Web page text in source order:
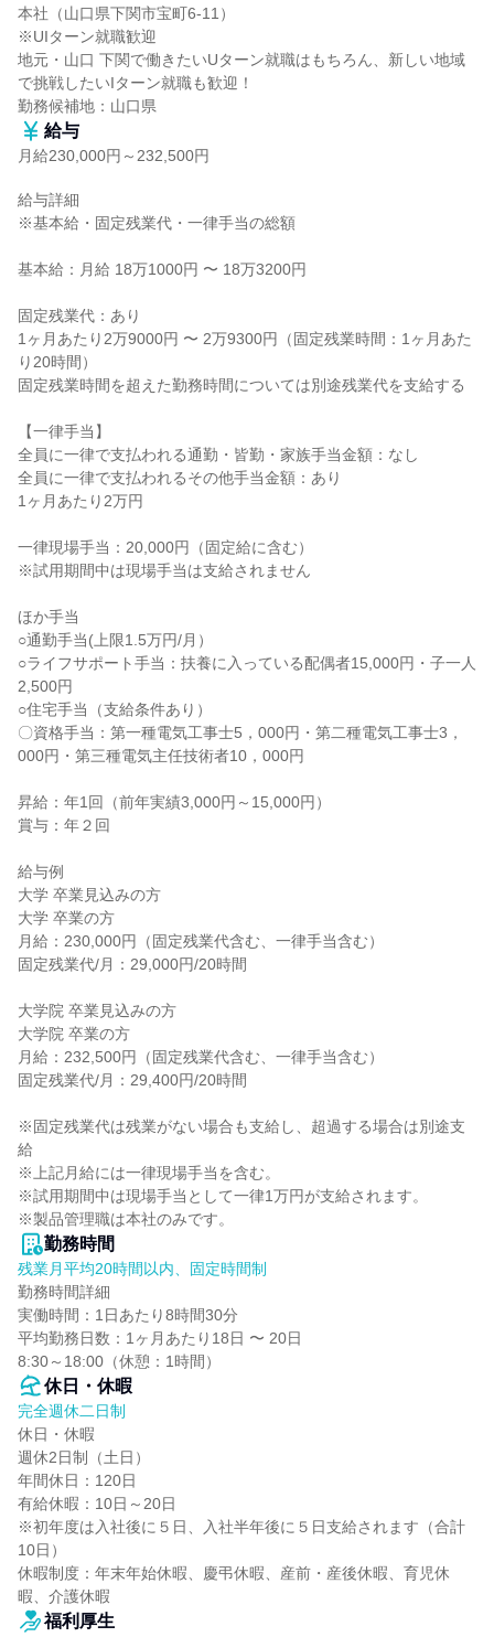
本社（山口県下関市宝町6-11）
※UIターン就職歓迎
地元・山口 下関で働きたいUターン就職はもちろん、新しい地域
で挑戦したいIターン就職も歓迎！
勤務候補地：山口県
給与
月給230,000円～232,500円
給与詳細
※基本給・固定残業代・一律手当の総額
基本給：月給 18万1000円 〜 18万3200円
固定残業代：あり
1ヶ月あたり2万9000円 〜 2万9300円（固定残業時間：1ヶ月あた
り20時間）
固定残業時間を超えた勤務時間については別途残業代を支給する
【一律手当】
全員に一律で支払われる通勤・皆勤・家族手当金額：なし
全員に一律で支払われるその他手当金額：あり
1ヶ月あたり2万円
一律現場手当：20,000円（固定給に含む）
※試用期間中は現場手当は支給されません
ほか手当
○通勤手当(上限1.5万円/月）
○ライフサポート手当：扶養に入っている配偶者15,000円・子一人
2,500円
○住宅手当（支給条件あり）
〇資格手当：第一種電気工事士5，000円・第二種電気工事士3，
000円・第三種電気主任技術者10，000円
昇給：年1回（前年実績3,000円～15,000円）
賞与：年２回
給与例
大学 卒業見込みの方
大学 卒業の方
月給：230,000円（固定残業代含む、一律手当含む）
固定残業代/月：29,000円/20時間
大学院 卒業見込みの方
大学院 卒業の方
月給：232,500円（固定残業代含む、一律手当含む）
固定残業代/月：29,400円/20時間
※固定残業代は残業がない場合も支給し、超過する場合は別途支
給
※上記月給には一律現場手当を含む。
※試用期間中は現場手当として一律1万円が支給されます。
※製品管理職は本社のみです。
勤務時間
残業月平均20時間以内、固定時間制
勤務時間詳細
実働時間：1日あたり8時間30分
平均勤務日数：1ヶ月あたり18日 〜 20日
8:30～18:00（休憩：1時間）
休日・休暇
完全週休二日制
休日・休暇
週休2日制（土日）
年間休日：120日
有給休暇：10日～20日
※初年度は入社後に５日、入社半年後に５日支給されます（合計
10日）
休暇制度：年末年始休暇、慶弔休暇、産前・産後休暇、育児休
暇、介護休暇
福利厚生